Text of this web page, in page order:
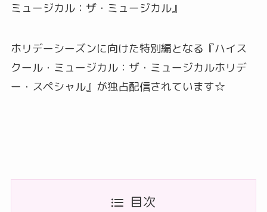
ミュージカル：ザ・ミュージカル』
ホリデーシーズンに向けた特別編となる『ハイス
クール・ミュージカル：ザ・ミュージカルホリデ
ー・スペシャル』が独占配信されています☆
目次